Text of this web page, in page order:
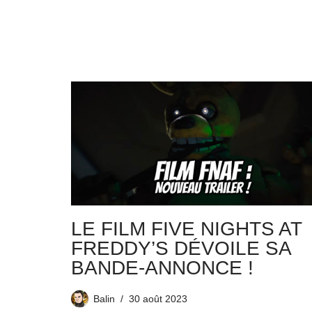
LE FILM FIVE NIGHTS AT
FREDDY’S DÉVOILE SA
BANDE-ANNONCE !
Balin 30 août 2023